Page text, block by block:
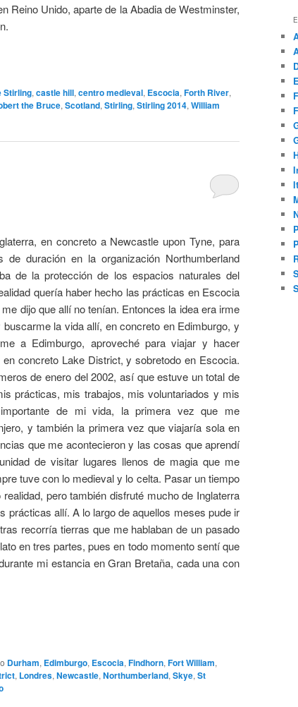
Reino Unido, aparte de la Abadia de Westminster,
Stirling, castle hill, centro medieval, Escocia, Forth River,
the Bruce, Scotland, Stirling, Stirling 2014, William
en concreto a Newcastle upon Tyne, para
duración en la organización Northumberland
de la protección de los espacios naturales del
quería haber hecho las prácticas en Escocia
dijo que allí no tenían. Entonces la idea era irme
la vida allí, en concreto en Edimburgo, y
a Edimburgo, aproveché para viajar y hacer
concreto Lake District, y sobretodo en Escocia.
de enero del 2002, así que estuve un total de
prácticas, mis trabajos, mis voluntariados y mis
de mi vida, la primera vez que me
y también la primera vez que viajaría sola en
que me acontecieron y las cosas que aprendí
de visitar lugares llenos de magia que me
tuve con lo medieval y lo celta. Pasar un tiempo
pero también disfruté mucho de Inglaterra
prácticas allí. A lo largo de aquellos meses pude ir
recorría tierras que me hablaban de un pasado
en tres partes, pues en todo momento sentí que
mi estancia en Gran Bretaña, cada una con
Durham, Edimburgo, Escocia, Findhorn, Fort William,
, Londres, Newcastle, Northumberland, Skye, St